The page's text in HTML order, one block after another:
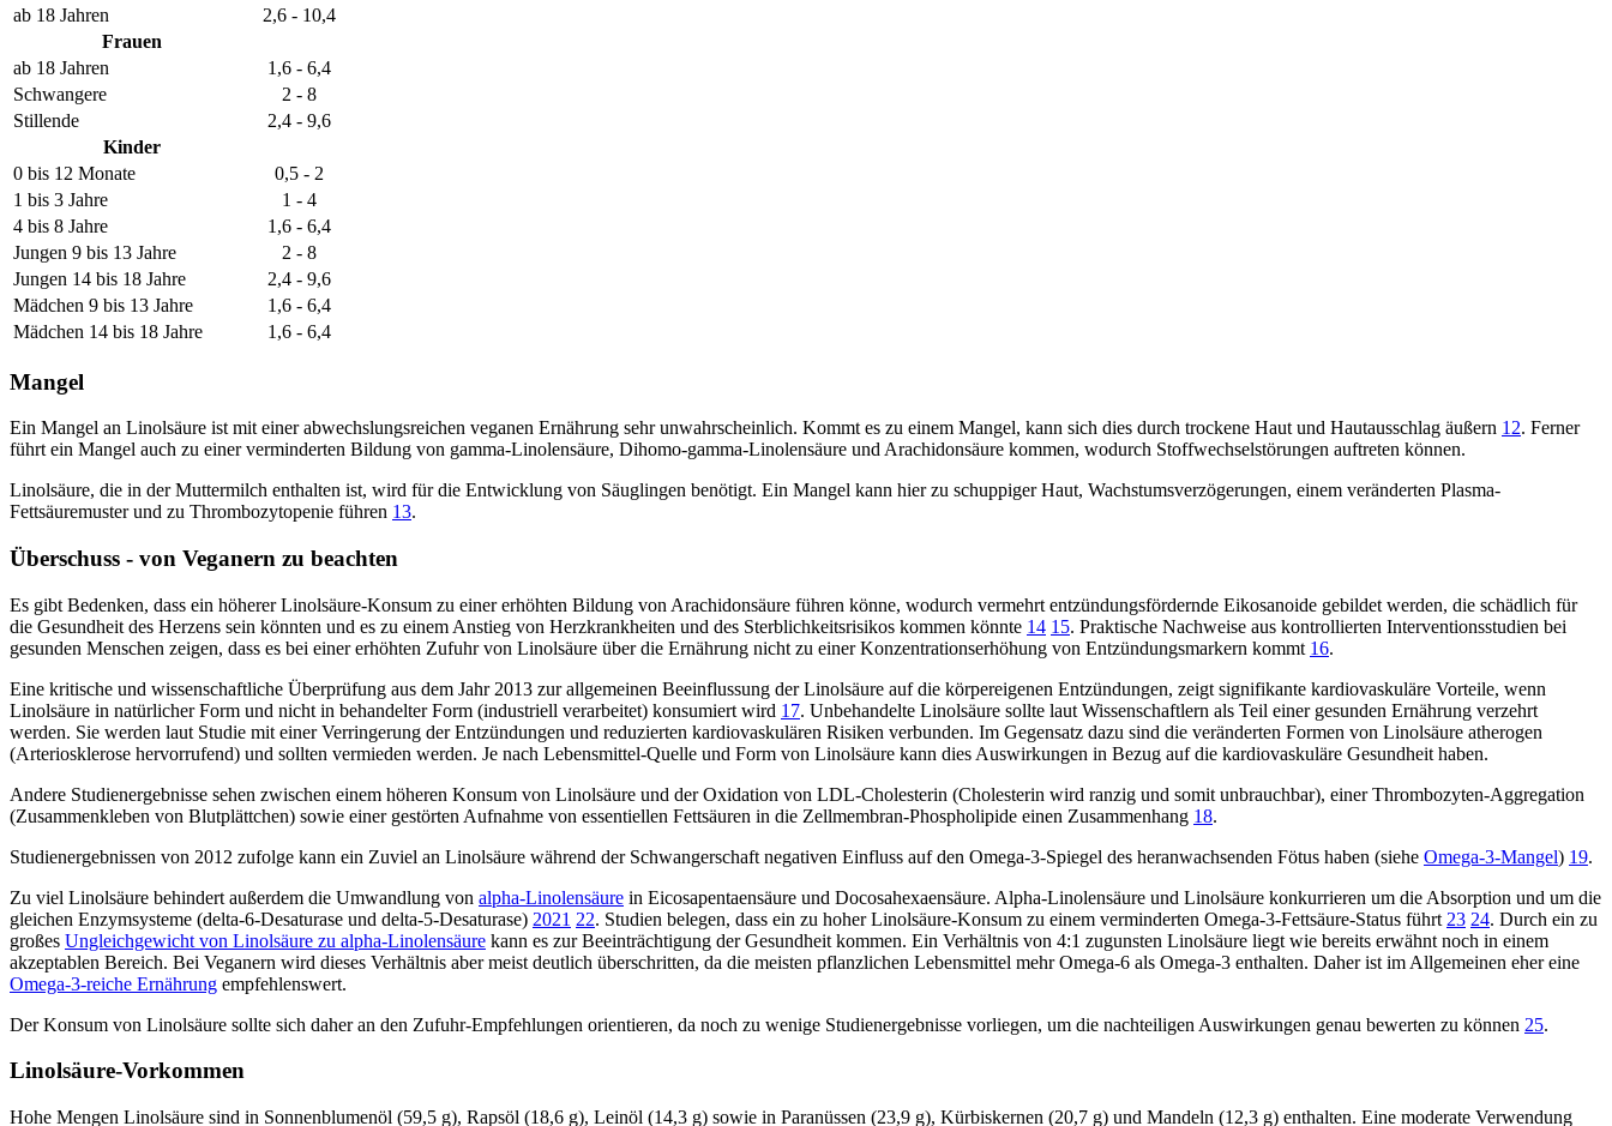
ab 18 Jahren
2,6 - 10,4
Frauen
ab 18 Jahren
1,6 - 6,4
Schwangere
2 - 8
Stillende
2,4 - 9,6
Kinder
0 bis 12 Monate
0,5 - 2
1 bis 3 Jahre
1 - 4
4 bis 8 Jahre
1,6 - 6,4
Jungen 9 bis 13 Jahre
2 - 8
Jungen 14 bis 18 Jahre
2,4 - 9,6
Mädchen 9 bis 13 Jahre
1,6 - 6,4
Mädchen 14 bis 18 Jahre
1,6 - 6,4
Mangel
Ein Mangel an Linolsäure ist mit einer abwechslungsreichen veganen Ernährung sehr unwahrscheinlich. Kommt es zu einem Mangel, kann sich dies durch trockene Haut und Hautausschlag äußern 12. Ferner
führt ein Mangel auch zu einer verminderten Bildung von gamma-Linolensäure, Dihomo-gamma-Linolensäure und Arachidonsäure kommen, wodurch Stoffwechselstörungen auftreten können.
Linolsäure, die in der Muttermilch enthalten ist, wird für die Entwicklung von Säuglingen benötigt. Ein Mangel kann hier zu schuppiger Haut, Wachstumsverzögerungen, einem veränderten Plasma-
Fettsäuremuster und zu Thrombozytopenie führen 13.
Überschuss - von Veganern zu beachten
Es gibt Bedenken, dass ein höherer Linolsäure-Konsum zu einer erhöhten Bildung von Arachidonsäure führen könne, wodurch vermehrt entzündungsfördernde Eikosanoide gebildet werden, die schädlich für
die Gesundheit des Herzens sein könnten und es zu einem Anstieg von Herzkrankheiten und des Sterblichkeitsrisikos kommen könnte 14 15. Praktische Nachweise aus kontrollierten Interventionsstudien bei
gesunden Menschen zeigen, dass es bei einer erhöhten Zufuhr von Linolsäure über die Ernährung nicht zu einer Konzentrationserhöhung von Entzündungsmarkern kommt 16.
Eine kritische und wissenschaftliche Überprüfung aus dem Jahr 2013 zur allgemeinen Beeinflussung der Linolsäure auf die körpereigenen Entzündungen, zeigt signifikante kardiovaskuläre Vorteile, wenn
Linolsäure in natürlicher Form und nicht in behandelter Form (industriell verarbeitet) konsumiert wird 17. Unbehandelte Linolsäure sollte laut Wissenschaftlern als Teil einer gesunden Ernährung verzehrt
werden. Sie werden laut Studie mit einer Verringerung der Entzündungen und reduzierten kardiovaskulären Risiken verbunden. Im Gegensatz dazu sind die veränderten Formen von Linolsäure atherogen
(Arteriosklerose hervorrufend) und sollten vermieden werden. Je nach Lebensmittel-Quelle und Form von Linolsäure kann dies Auswirkungen in Bezug auf die kardiovaskuläre Gesundheit haben.
Andere Studienergebnisse sehen zwischen einem höheren Konsum von Linolsäure und der Oxidation von LDL-Cholesterin (Cholesterin wird ranzig und somit unbrauchbar), einer Thrombozyten-Aggregation
(Zusammenkleben von Blutplättchen) sowie einer gestörten Aufnahme von essentiellen Fettsäuren in die Zellmembran-Phospholipide einen Zusammenhang 18.
Studienergebnissen von 2012 zufolge kann ein Zuviel an Linolsäure während der Schwangerschaft negativen Einfluss auf den Omega-3-Spiegel des heranwachsenden Fötus haben (siehe Omega-3-Mangel) 19.
Zu viel Linolsäure behindert außerdem die Umwandlung von alpha-Linolensäure in Eicosapentaensäure und Docosahexaensäure. Alpha-Linolensäure und Linolsäure konkurrieren um die Absorption und um die
gleichen Enzymsysteme (delta-6-Desaturase und delta-5-Desaturase) 2021 22. Studien belegen, dass ein zu hoher Linolsäure-Konsum zu einem verminderten Omega-3-Fettsäure-Status führt 23 24. Durch ein zu
großes Ungleichgewicht von Linolsäure zu alpha-Linolensäure kann es zur Beeinträchtigung der Gesundheit kommen. Ein Verhältnis von 4:1 zugunsten Linolsäure liegt wie bereits erwähnt noch in einem
akzeptablen Bereich. Bei Veganern wird dieses Verhältnis aber meist deutlich überschritten, da die meisten pflanzlichen Lebensmittel mehr Omega-6 als Omega-3 enthalten. Daher ist im Allgemeinen eher eine
Omega-3-reiche Ernährung empfehlenswert.
Der Konsum von Linolsäure sollte sich daher an den Zufuhr-Empfehlungen orientieren, da noch zu wenige Studienergebnisse vorliegen, um die nachteiligen Auswirkungen genau bewerten zu können 25.
Linolsäure-Vorkommen
Hohe Mengen Linolsäure sind in Sonnenblumenöl (59,5 g), Rapsöl (18,6 g), Leinöl (14,3 g) sowie in Paranüssen (23,9 g), Kürbiskernen (20,7 g) und Mandeln (12,3 g) enthalten. Eine moderate Verwendung